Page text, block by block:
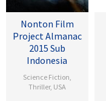
Nonton Film
Project Almanac
2015 Sub
Indonesia
Science Fiction,
Thriller, USA